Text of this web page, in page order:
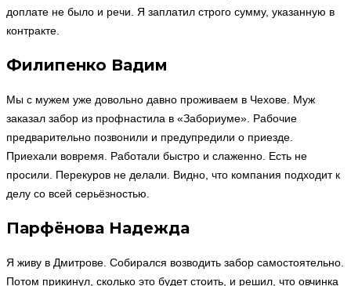
доплате не было и речи. Я заплатил строго сумму, указанную в
контракте.
Филипенко Вадим
Мы с мужем уже довольно давно проживаем в Чехове. Муж
заказал забор из профнастила в «Забориуме». Рабочие
предварительно позвонили и предупредили о приезде.
Приехали вовремя. Работали быстро и слаженно. Есть не
просили. Перекуров не делали. Видно, что компания подходит к
делу со всей серьёзностью.
Парфёнова Надежда
Я живу в Дмитрове. Собирался возводить забор самостоятельно.
Потом прикинул, сколько это будет стоить, и решил, что овчинка